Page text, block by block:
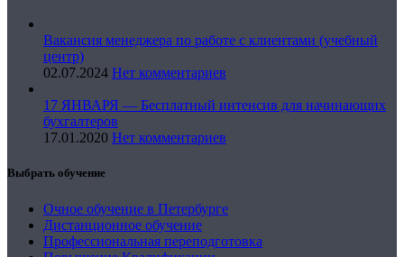
Вакансия менеджера по работе с клиентами (учебный
центр)
02.07.2024 Нет комментариев
17 ЯНВАРЯ — Бесплатный интенсив для начинающих
бухгалтеров
17.01.2020 Нет комментариев
Выбрать обучение
Очное обучение в Петербурге
Дистанционное обучение
Профессиональная переподготовка